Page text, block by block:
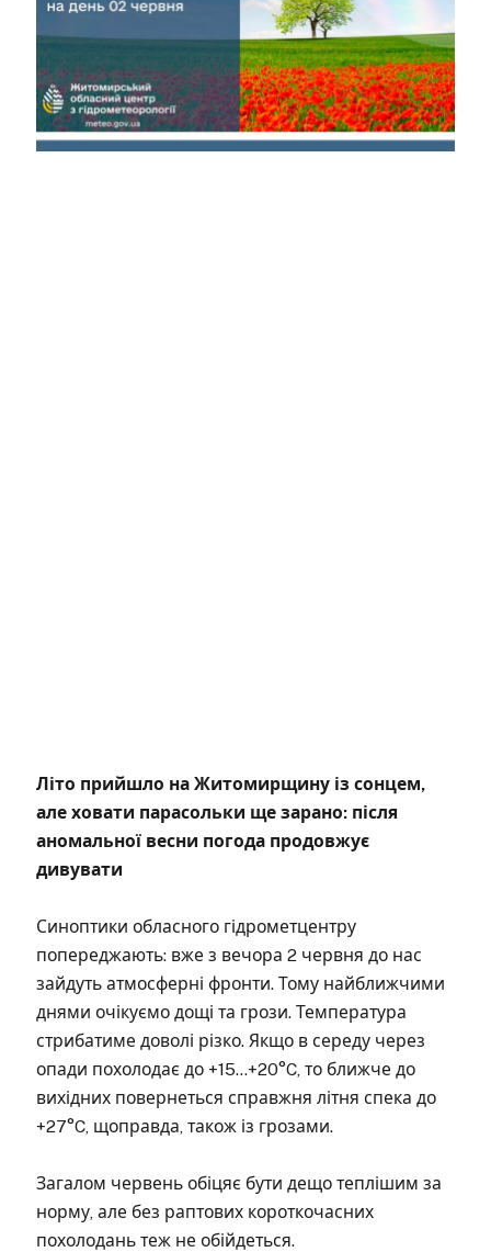
Літо прийшло на Житомирщину із сонцем,
але ховати парасольки ще зарано: після
аномальної весни погода продовжує
дивувати
Синоптики обласного гідрометцентру
попереджають: вже з вечора 2 червня до нас
зайдуть атмосферні фронти. Тому найближчими
днями очікуємо дощі та грози. Температура
стрибатиме доволі різко. Якщо в середу через
опади похолодає до +15…+20°C, то ближче до
вихідних повернеться справжня літня спека до
+27°C, щоправда, також із грозами.
Загалом червень обіцяє бути дещо теплішим за
норму, але без раптових короткочасних
похолодань теж не обійдеться.